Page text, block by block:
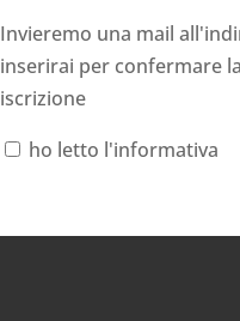
Invieremo una mail
inserirai per confermare
iscrizione
ho letto l'informativa